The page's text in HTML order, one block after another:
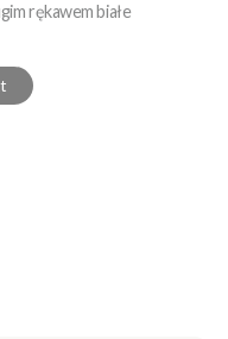
rękawem białe